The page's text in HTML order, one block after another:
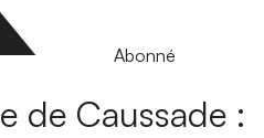
Abonné
de Caussade :